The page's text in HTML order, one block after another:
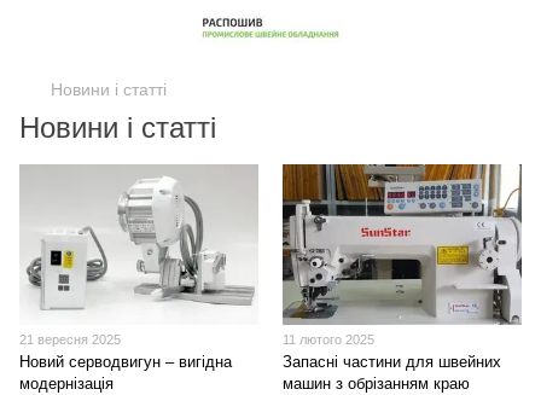
Новини і статті
Новини і статті
21 вересня 2025
Новий серводвигун – вигідна
модернізація
11 лютого 2025
Запасні частини для швейних
машин з обрізанням краю